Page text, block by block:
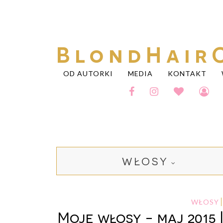
OD AUTORKI MEDIA KONTAKT
WŁOSY
WŁOSY
Moje włosy - maj 2015